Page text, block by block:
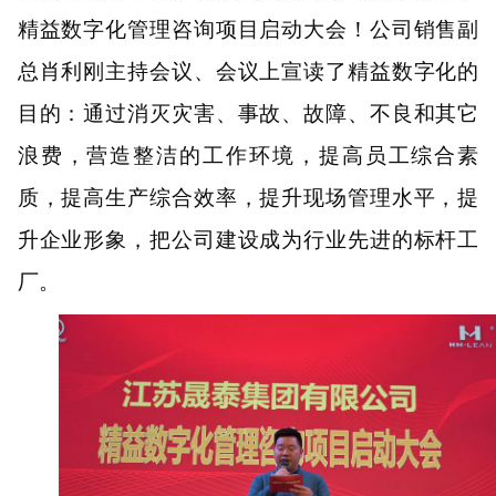
精益数字化管理咨询项目 启动大会！ 公司销售副
总肖利刚主持会议、 会议上宣读了精益数字化的
目的：通过消灭灾害、事故、故障、不良和其它
浪费，营造整洁的工作环境，提高员工综合素
质，提高生产综合效率，提升现场管理水平，提
升企业形象，把公司建设成为行业先进的标杆工
厂。